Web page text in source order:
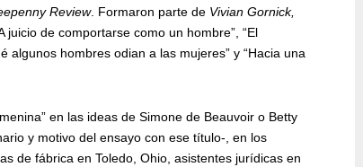
Review. Formaron parte de Vivian Gornick,
juicio de comportarse como un hombre”, “El
algunos hombres odian a las mujeres” y “Hacia una
en las ideas de Simone de Beauvoir o Betty
y motivo del ensayo con ese título-, en los
de fábrica en Toledo, Ohio, asistentes jurídicas en